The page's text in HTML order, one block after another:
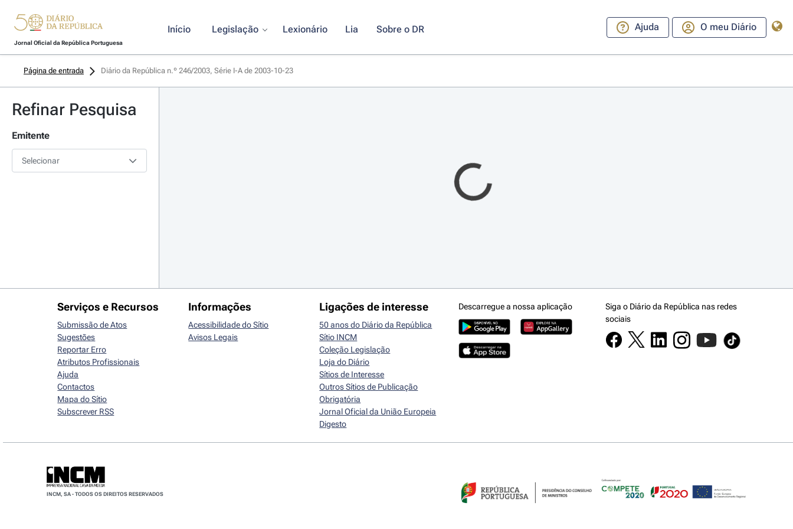
Jornal Oficial da República Portuguesa
Início Legislação Lexionário Lia Sobre o DR Ajuda O meu Diário
Página de entrada Diário da República n.º 246/2003, Série I-A de 2003-10-23
Refinar Pesquisa
Emitente
Selecionar
Serviços e Recursos
Submissão de Atos
Sugestões
Reportar Erro
Atributos Profissionais
Ajuda
Contactos
Mapa do Sítio
Subscrever RSS
Informações
Acessibilidade do Sítio
Avisos Legais
Ligações de interesse
50 anos do Diário da República
Sítio INCM
Coleção Legislação
Loja do Diário
Sítios de Interesse
Outros Sítios de Publicação
Obrigatória
Jornal Oficial da União Europeia
Digesto
Descarregue a nossa aplicação
Siga o Diário da República nas redes
sociais
INCM, SA - TODOS OS DIREITOS RESERVADOS